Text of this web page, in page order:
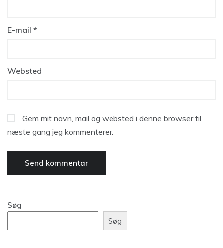
E-mail *
Websted
Gem mit navn, mail og websted i denne browser til
næste gang jeg kommenterer.
Søg
Søg